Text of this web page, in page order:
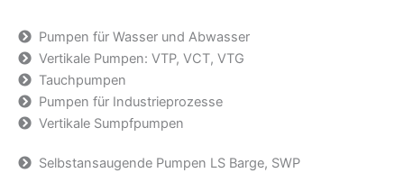
Pumpen für Wasser und Abwasser
Vertikale Pumpen: VTP, VCT, VTG
Tauchpumpen
Pumpen für Industrieprozesse
Vertikale Sumpfpumpen
Selbstansaugende Pumpen LS Barge, SWP